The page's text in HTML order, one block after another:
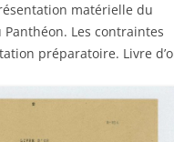
matérielle du
Les contraintes
préparatoire. Livre